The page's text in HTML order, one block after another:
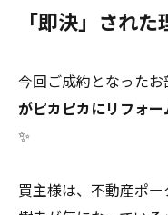
「即決」された
今回ご成約となった
がピカピカにリフォ
✨
買主様は、不動産ポ